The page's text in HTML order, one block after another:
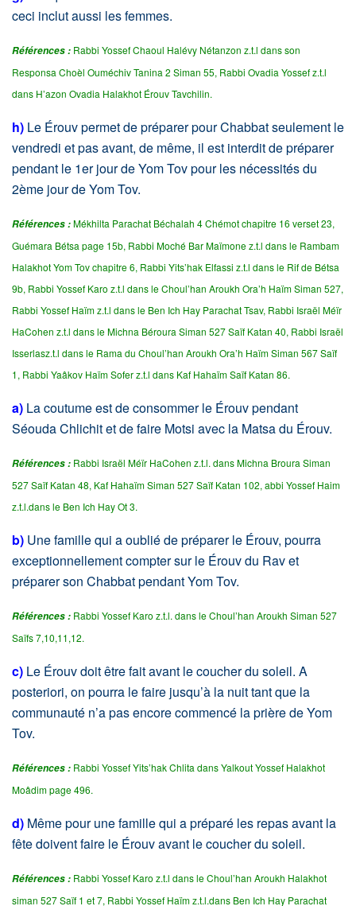
ceci inclut aussi les femmes.
Références : Rabbi Yossef Chaoul Halévy Nétanzon z.t.l dans son
Responsa Choèl Ouméchiv Tanina 2 Siman 55, Rabbi Ovadia Yossef z.t.l
dans H’azon Ovadia Halakhot Érouv Tavchilin.
h) Le Érouv permet de préparer pour Chabbat seulement le
vendredi et pas avant, de même, il est interdit de préparer
pendant le 1er jour de Yom Tov pour les nécessités du
2ème jour de Yom Tov.
Références :Mékhilta Parachat Béchalah 4 Chémot chapitre 16 verset 23,
Guémara Bétsa page 15b, Rabbi Moché Bar Maïmone z.t.l dans le Rambam
Halakhot Yom Tov chapitre 6, Rabbi Yits’hak Elfassi z.t.l dans le Rif de Bétsa
9b, Rabbi Yossef Karo z.t.l dans le Choul’han Aroukh Ora’h Haïm Siman 527,
Rabbi Yossef Haïm z.t.l dans le Ben Ich Hay Parachat Tsav, Rabbi Israël Méïr
HaCohen z.t.l dans le Michna Béroura Siman 527 Saïf Katan 40, Rabbi Israël
Isserlasz.t.l dans le Rama du Choul’han Aroukh Ora’h Haïm Siman 567 Saïf
1, Rabbi Yaâkov Haïm Sofer z.t.l dans Kaf Hahaïm Saïf Katan 86.
a) La coutume est de consommer le Érouv pendant
Séouda Chlichit et de faire Motsi avec la Matsa du Érouv.
Références : Rabbi Israël Méïr HaCohen z.t.l. dans Michna Broura Siman
527 Saïf Katan 48, Kaf Hahaïm Siman 527 Saïf Katan 102, abbi Yossef Haim
z.t.l.dans le Ben Ich Hay Ot 3.
b) Une famille qui a oublié de préparer le Érouv, pourra
exceptionnellement compter sur le Érouv du Rav et
préparer son Chabbat pendant Yom Tov.
Références : Rabbi Yossef Karo z.t.l. dans le Choul’han Aroukh Siman 527
Saïfs 7,10,11,12.
c) Le Érouv doit être fait avant le coucher du soleil. A
posteriori, on pourra le faire jusqu’à la nuit tant que la
communauté n’a pas encore commencé la prière de Yom
Tov.
Références : Rabbi Yossef Yits’hak Chlita dans Yalkout Yossef Halakhot
Moâdim page 496.
d) Même pour une famille qui a préparé les repas avant la
fête doivent faire le Érouv avant le coucher du soleil.
Références : Rabbi Yossef Karo z.t.l dans le Choul’han Aroukh Halakhot
siman 527 Saïf 1 et 7, Rabbi Yossef Haïm z.t.l.dans Ben Ich Hay Parachat